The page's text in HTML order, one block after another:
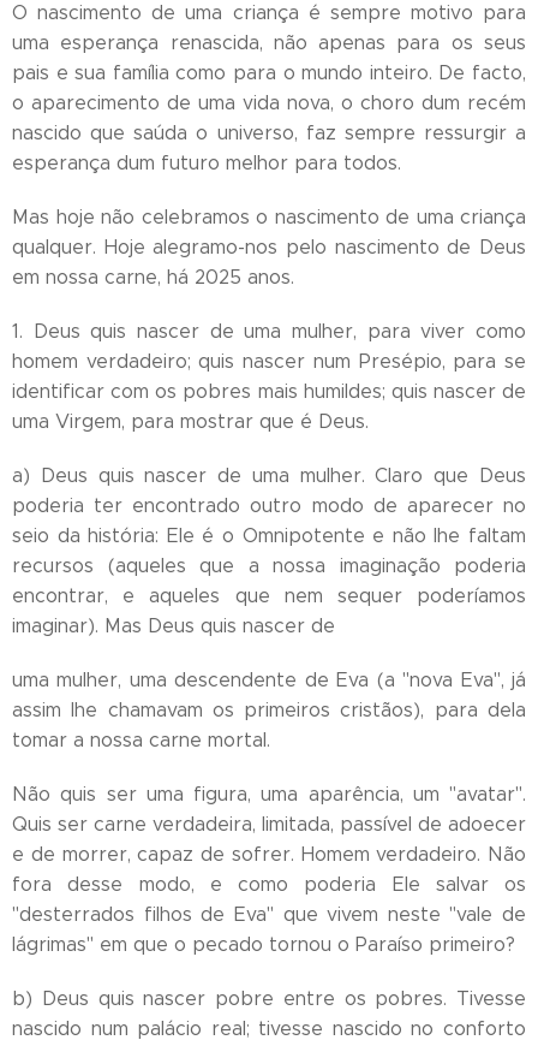
O nascimento de uma criança é sempre motivo para
uma esperança renascida, não apenas para os seus
pais e sua família como para o mundo inteiro. De facto,
o aparecimento de uma vida nova, o choro dum recém
nascido que saúda o universo, faz sempre ressurgir a
esperança dum futuro melhor para todos.
Mas hoje não celebramos o nascimento de uma criança
qualquer. Hoje alegramo-nos pelo nascimento de Deus
em nossa carne, há 2025 anos.
1. Deus quis nascer de uma mulher, para viver como
homem verdadeiro; quis nascer num Presépio, para se
identificar com os pobres mais humildes; quis nascer de
uma Virgem, para mostrar que é Deus.
a) Deus quis nascer de uma mulher. Claro que Deus
poderia ter encontrado outro modo de aparecer no
seio da história: Ele é o Omnipotente e não lhe faltam
recursos (aqueles que a nossa imaginação poderia
encontrar, e aqueles que nem sequer poderíamos
imaginar). Mas Deus quis nascer de
uma mulher, uma descendente de Eva (a "nova Eva", já
assim lhe chamavam os primeiros cristãos), para dela
tomar a nossa carne mortal.
Não quis ser uma figura, uma aparência, um "avatar".
Quis ser carne verdadeira, limitada, passível de adoecer
e de morrer, capaz de sofrer. Homem verdadeiro. Não
fora desse modo, e como poderia Ele salvar os
"desterrados filhos de Eva" que vivem neste "vale de
lágrimas" em que o pecado tornou o Paraíso primeiro?
b) Deus quis nascer pobre entre os pobres. Tivesse
nascido num palácio real; tivesse nascido no conforto